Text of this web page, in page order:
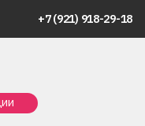
+7 (921) 918-29-18
зубы?